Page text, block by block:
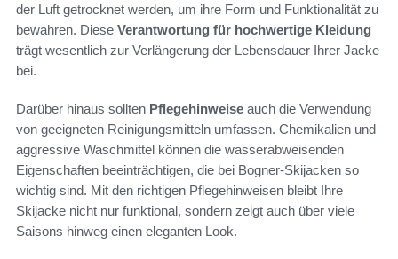
der Luft getrocknet werden, um ihre Form und Funktionalität zu
bewahren. Diese Verantwortung für hochwertige Kleidung
trägt wesentlich zur Verlängerung der Lebensdauer Ihrer Jacke
bei.
Darüber hinaus sollten Pflegehinweise auch die Verwendung
von geeigneten Reinigungsmitteln umfassen. Chemikalien und
aggressive Waschmittel können die wasserabweisenden
Eigenschaften beeinträchtigen, die bei Bogner-Skijacken so
wichtig sind. Mit den richtigen Pflegehinweisen bleibt Ihre
Skijacke nicht nur funktional, sondern zeigt auch über viele
Saisons hinweg einen eleganten Look.